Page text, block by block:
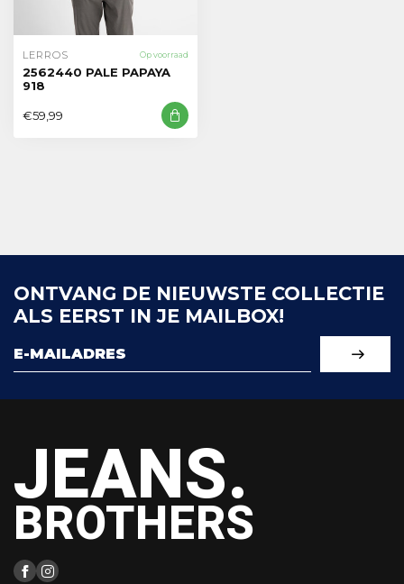
LERROS Op voorraad
2562440 PALE PAPAYA
918
€59,99
ONTVANG DE NIEUWSTE COLLECTIE
ALS EERST IN JE MAILBOX!
JEANS.
BROTHERS